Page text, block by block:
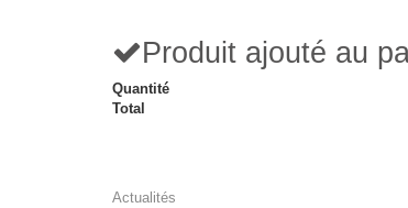
Produit ajouté au
Quantité
Total
Actualités